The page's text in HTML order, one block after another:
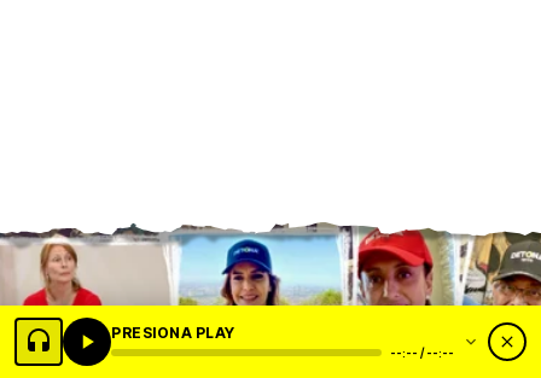
PRESIONA PLAY
--:-- / --:--